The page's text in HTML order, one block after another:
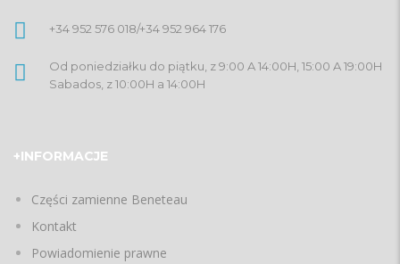
+34 952 576 018/+34 952 964 176
Od poniedziałku do piątku, z 9:00 A 14:00H, 15:00 A 19:00H
Sabados, z 10:00H a 14:00H
+INFORMACJE
Części zamienne Beneteau
Kontakt
Powiadomienie prawne